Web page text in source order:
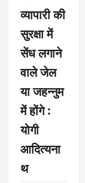
व्यापारी की
सुरक्षा में
सेंध लगाने
वाले जेल
या जहन्नुम
में होंगे :
योगी
आदित्यना
थ